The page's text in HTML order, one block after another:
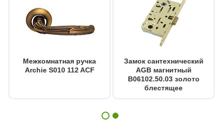
Межкомнатная ручка
Archie S010 112 ACF
Замок сантехнический
AGB магнитный
B06102.50.03 золото
блестящее